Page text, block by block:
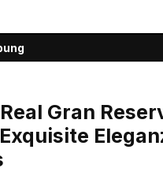
Gran